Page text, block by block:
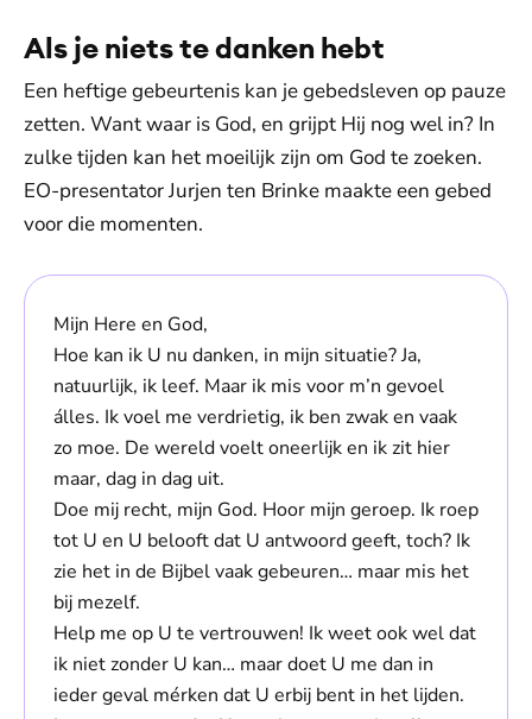
Als je niets te danken hebt
Een heftige gebeurtenis kan je gebedsleven op pauze
zetten. Want waar is God, en grijpt Hij nog wel in? In
zulke tijden kan het moeilijk zijn om God te zoeken.
EO-presentator Jurjen ten Brinke maakte een gebed
voor die momenten.
Mijn Here en God,
Hoe kan ik U nu danken, in mijn situatie? Ja,
natuurlijk, ik leef. Maar ik mis voor m’n gevoel
álles. Ik voel me verdrietig, ik ben zwak en vaak
zo moe. De wereld voelt oneerlijk en ik zit hier
maar, dag in dag uit.
Doe mij recht, mijn God. Hoor mijn geroep. Ik roep
tot U en U belooft dat U antwoord geeft, toch? Ik
zie het in de Bijbel vaak gebeuren… maar mis het
bij mezelf.
Help me op U te vertrouwen! Ik weet ook wel dat
ik niet zonder U kan… maar doet U me dan in
ieder geval mér­ken dat U erbij bent in het lijden.